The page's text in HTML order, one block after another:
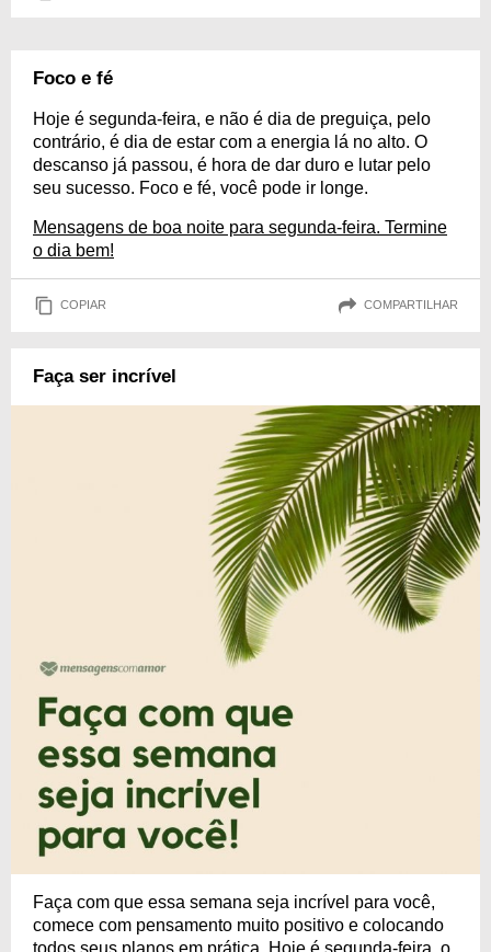
Foco e fé
Hoje é segunda-feira, e não é dia de preguiça, pelo
contrário, é dia de estar com a energia lá no alto. O
descanso já passou, é hora de dar duro e lutar pelo
seu sucesso. Foco e fé, você pode ir longe.
Mensagens de boa noite para segunda-feira. Termine
o dia bem!
COPIAR COMPARTILHAR
Faça ser incrível
Faça com que essa semana seja incrível para você,
comece com pensamento muito positivo e colocando
todos seus planos em prática. Hoje é segunda-feira, o